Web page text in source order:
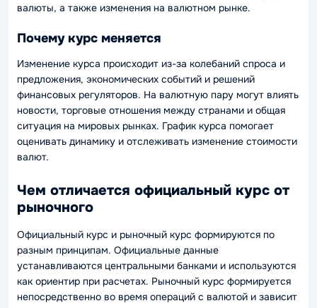
валюты, а также изменения на валютном рынке.
Почему курс меняется
Изменение курса происходит из-за колебаний спроса и
предложения, экономических событий и решений
финансовых регуляторов. На валютную пару могут влиять
новости, торговые отношения между странами и общая
ситуация на мировых рынках. График курса помогает
оценивать динамику и отслеживать изменение стоимости
валют.
Чем отличается официальный курс от
рыночного
Официальный курс и рыночный курс формируются по
разным принципам. Официальные данные
устанавливаются центральными банками и используются
как ориентир при расчетах. Рыночный курс формируется
непосредственно во время операций с валютой и зависит